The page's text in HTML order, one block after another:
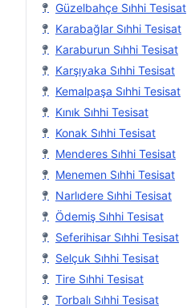
Güzelbahçe Sıhhi Tesisat
Karabağlar Sıhhi Tesisat
Karaburun Sıhhi Tesisat
Karşıyaka Sıhhi Tesisat
Kemalpaşa Sıhhi Tesisat
Kınık Sıhhi Tesisat
Konak Sıhhi Tesisat
Menderes Sıhhi Tesisat
Menemen Sıhhi Tesisat
Narlıdere Sıhhi Tesisat
Ödemiş Sıhhi Tesisat
Seferihisar Sıhhi Tesisat
Selçuk Sıhhi Tesisat
Tire Sıhhi Tesisat
Torbalı Sıhhi Tesisat